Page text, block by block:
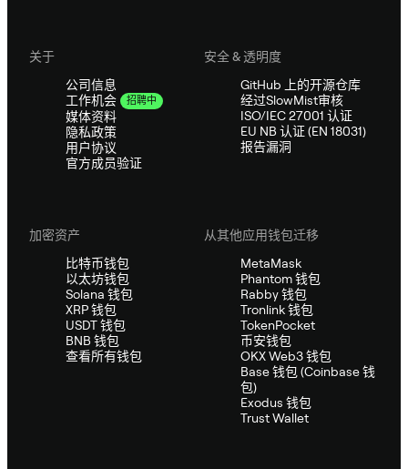
关于
公司信息
工作机会
招聘中
媒体资料
隐私政策
用户协议
官方成员验证
安全 & 透明度
GitHub 上的开源仓库
经过SlowMist审核
ISO/IEC 27001 认证
EU NB 认证 (EN 18031)
报告漏洞
加密资产
比特币钱包
以太坊钱包
Solana 钱包
XRP 钱包
USDT 钱包
BNB 钱包
查看所有钱包
从其他应用钱包迁移
MetaMask
Phantom 钱包
Rabby 钱包
Tronlink 钱包
TokenPocket
币安钱包
OKX Web3 钱包
Base 钱包 (Coinbase 钱
包)
Exodus 钱包
Trust Wallet